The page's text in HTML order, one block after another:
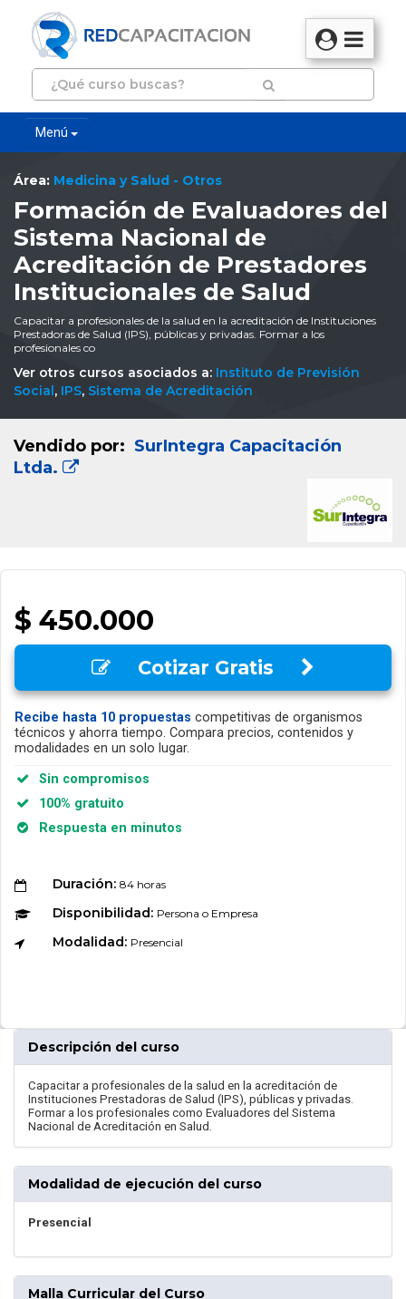
Menú
Área: Medicina y Salud - Otros
Formación de Evaluadores del
Sistema Nacional de
Acreditación de Prestadores
Institucionales de Salud
Capacitar a profesionales de la salud en la acreditación de Instituciones
Prestadoras de Salud (IPS), públicas y privadas. Formar a los
profesionales co
Ver otros cursos asociados a: Instituto de Previsión
Social, IPS, Sistema de Acreditación
Vendido por: SurIntegra Capacitación
Ltda.
$ 450.000
Cotizar Gratis
Recibe hasta 10 propuestas competitivas de organismos
técnicos y ahorra tiempo. Compara precios, contenidos y
modalidades en un solo lugar.
Sin compromisos
100% gratuito
Respuesta en minutos
Duración: 84 horas
Disponibilidad: Persona o Empresa
Modalidad: Presencial
Descripción del curso
Capacitar a profesionales de la salud en la acreditación de
Instituciones Prestadoras de Salud (IPS), públicas y privadas.
Formar a los profesionales como Evaluadores del Sistema
Nacional de Acreditación en Salud.
Modalidad de ejecución del curso
Presencial
Malla Curricular del Curso